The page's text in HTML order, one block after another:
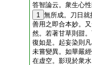
答智論云。衆生心
1 無所成。刀日
善用之即合本妙。
然。若著甘草則甜
復如是。起妄染則
未嘗變異。如華嚴
在虚空。影現於衆